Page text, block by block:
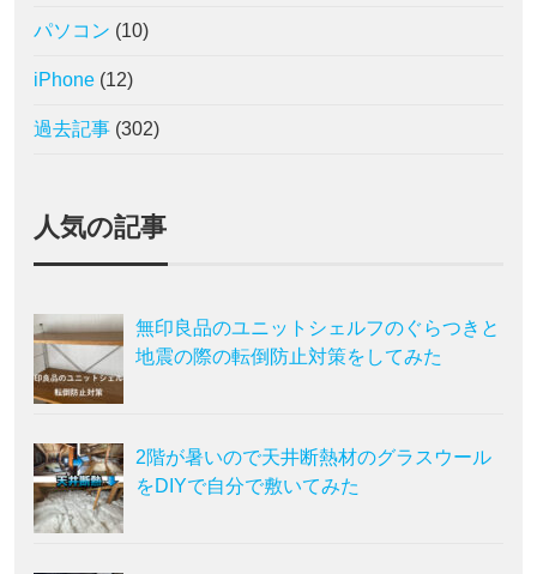
パソコン (10)
iPhone (12)
過去記事 (302)
人気の記事
無印良品のユニットシェルフのぐらつきと
地震の際の転倒防止対策をしてみた
2階が暑いので天井断熱材のグラスウール
をDIYで自分で敷いてみた